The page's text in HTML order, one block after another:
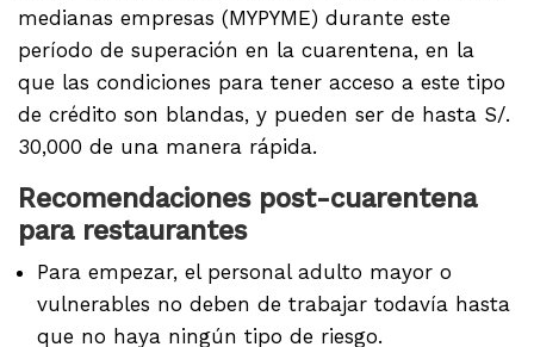
medianas empresas (MYPYME) durante este
período de superación en la cuarentena, en la
que las condiciones para tener acceso a este tipo
de crédito son blandas, y pueden ser de hasta S/.
30,000 de una manera rápida.
Recomendaciones post-cuarentena
para restaurantes
Para empezar, el personal adulto mayor o
vulnerables no deben de trabajar todavía hasta
que no haya ningún tipo de riesgo.